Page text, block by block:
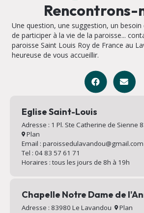
Rencontrons-
Une question, une suggestion, un
de participer à la vie de la paroisse...
paroisse Saint Louis Roy de France au
heureuse de vous accueillir.
Eglise Saint-Louis
Adresse : 1 Pl. Ste Catherine de Sienne
Plan
Email : paroissedulavandou@gmail.com
Tel : 04 83 57 61 71
Horaires : tous les jours de 8h à 19h
Chapelle Notre Dame de
Adresse : 83980 Le Lavandou Plan